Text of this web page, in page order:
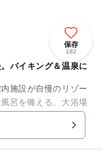
保存
182
バイキング＆温泉に
施設が自慢のリゾー
呂を備える、大浴場
景が楽しめる“美人づ